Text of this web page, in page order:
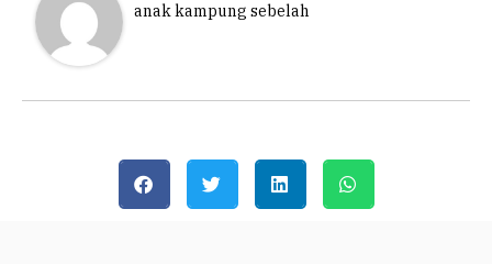
anak kampung sebelah